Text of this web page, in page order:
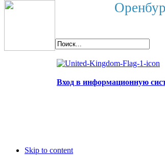
Вход в информационную
Skip to content